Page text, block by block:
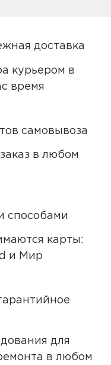
из
заказов
Мы
Вы можете
и удобный для
детали вы
доставка
курьером в
время
самовывоза
в любом
способами
карты:
и Мир
для
в любом